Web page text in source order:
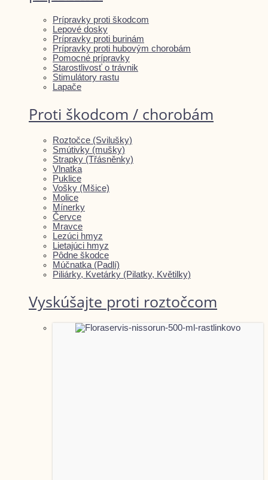
Prípravky proti škodcom
Lepové dosky
Prípravky proti burinám
Prípravky proti hubovým chorobám
Pomocné prípravky
Starostlivosť o trávnik
Stimulátory rastu
Lapače
Proti škodcom / chorobám
Roztočce (Svilušky)
Smútivky (mušky)
Strapky (Třásněnky)
Vlnatka
Puklice
Vošky (Mšice)
Molice
Mínerky
Červce
Mravce
Lezúci hmyz
Lietajúci hmyz
Pôdne škodce
Múčnatka (Padlí)
Piliárky, Kvetárky (Pilatky, Květilky)
Vyskúšajte proti roztočcom